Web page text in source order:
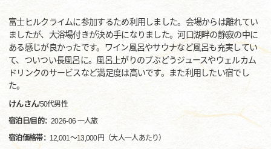
富士ヒルクライムに参加するため利用しました。会場からは離れてい
ましたが、大浴場付きが決め手になりました。河口湖畔の静寂の中に
ある感じが良かったです。ワイン風呂やサウナなど風呂も充実してい
て、ついつい長風呂に。風呂上がりのブぶどうジュースやウェルカム
ドリンクのサービスなど満足度は高いです。また利用したい宿でし
た。
けんさん/50代男性
宿泊日/目的：2026-06 一人旅
宿泊価格帯： 12,001～13,000円（大人一人あたり）